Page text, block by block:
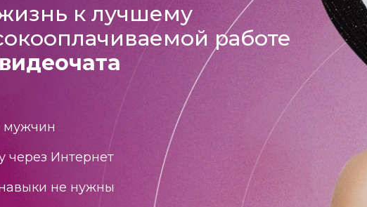
к лучшему
работе
через Интернет
не нужны